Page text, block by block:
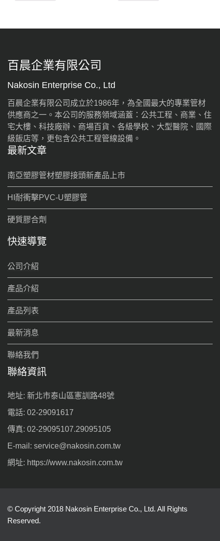
百晨企業有限公司
Nakosin Enterprise Co., Ltd
百晨企業有限公司成立於1986年，為全國最大的專業管材
供應商之一。本公司的服務領域涵蓋：公共工程、商業、住
宅大樓、科技廠辦、商場百貨、各級學校、大型醫院、國際
級飯店等，更包含公共工程管線設備。
最新文章
南亞塑膠管材塑膠接頭新產品上市
HI耐衝擊PVC-U塑膠管
硬質膠合劑
快速導覽
公司介紹
產品介紹
產品列表
最新消息
聯絡我們
聯絡資訊
地址: 新北市泰山區憲訓路48號
電話: 02-29091617
傳真: 02-29095107.29095105
E-mail: service@nakosin.com.tw
網址: https://www.nakosin.com.tw
© Copyright 2018 Nakosin Enterprise Co., Ltd. All Rights
Reserved.